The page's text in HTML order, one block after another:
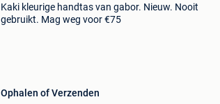
Kaki kleurige handtas van gabor. Nieuw. Nooit
gebruikt. Mag weg voor €75
Ophalen of Verzenden